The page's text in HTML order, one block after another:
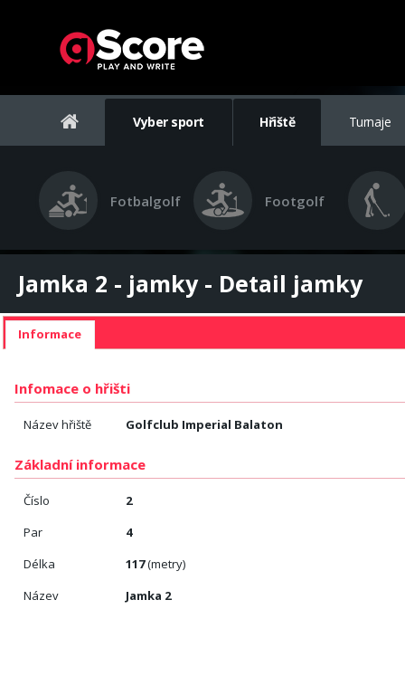
Vyber sport Hřiště Turnaje
Fotbalgolf Footgolf
Jamka 2 - jamky - Detail jamky
Informace
Infomace o hřišti
Název hřiště Golfclub Imperial Balaton
Základní informace
Číslo
2
Par
4
Délka
117(metry)
Název
Jamka 2